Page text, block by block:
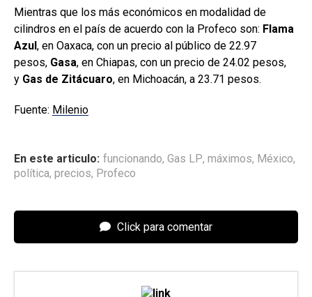
Mientras que los más económicos en modalidad de
cilindros en el país de acuerdo con la Profeco son: Flama
Azul , en Oaxaca, con un precio al público de 22.97
pesos, Gasa, en Chiapas, con un precio de 24.02 pesos,
y Gas de Zitácuaro, en Michoacán, a 23.71 pesos.
Fuente: Milenio
En este articulo: funcionando, Gas LP, máximos, México,
política, precios, Profeco
Click para comentar